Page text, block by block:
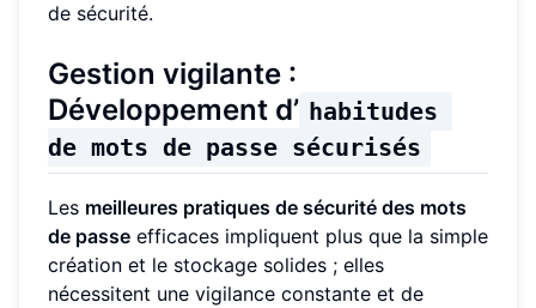
de sécurité.
Gestion vigilante :
Développement d’ habitudes
de mots de passe sécurisés
Les meilleures pratiques de sécurité des mots
de passe efficaces impliquent plus que la simple
création et le stockage solides ; elles
nécessitent une vigilance constante et de